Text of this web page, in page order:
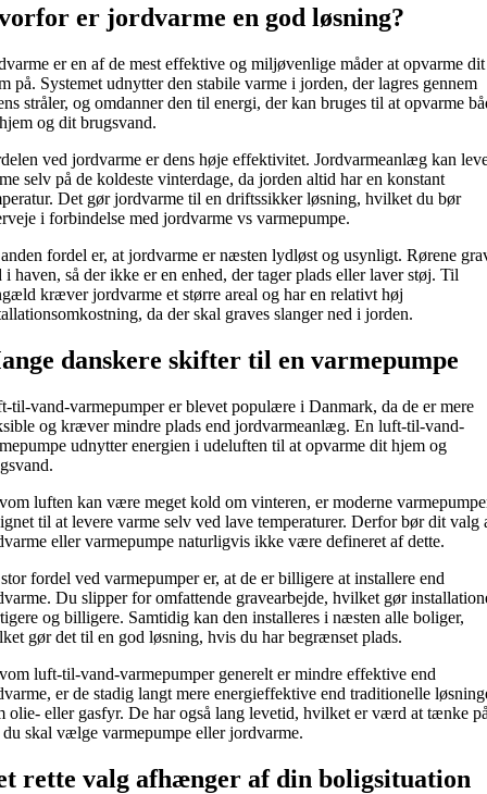
er jordvarme en god løsning?
er en af de mest effektive og miljøvenlige måder at opvarme dit
på. Systemet udnytter den stabile varme i jorden, der lagres gennem
stråler, og omdanner den til energi, der kan bruges til at opvarme
og dit brugsvand.
ved jordvarme er dens høje effektivitet. Jordvarmeanlæg kan
selv på de koldeste vinterdage, da jorden altid har en konstant
Det gør jordvarme til en driftssikker løsning, hvilket du bør
i forbindelse med jordvarme vs varmepumpe.
fordel er, at jordvarme er næsten lydløst og usynligt. Rørene
i haven, så der ikke er en enhed, der tager plads eller laver støj. Til
kræver jordvarme et større areal og har en relativt høj
da der skal graves slanger ned i jorden.
danskere skifter til en varmepumpe
til-vand-varmepumper er blevet populære i Danmark, da de er mere
og kræver mindre plads end jordvarmeanlæg. En luft-til-vand-
udnytter energien i udeluften til at opvarme dit hjem og
luften kan være meget kold om vinteren, er moderne
til at levere varme selv ved lave temperaturer. Derfor bør dit valg
eller varmepumpe naturligvis ikke være defineret af dette.
fordel ved varmepumper er, at de er billigere at installere end
Du slipper for omfattende gravearbejde, hvilket gør
og billigere. Samtidig kan den installeres i næsten alle boliger,
gør det til en god løsning, hvis du har begrænset plads.
luft-til-vand-varmepumper generelt er mindre effektive end
er de stadig langt mere energieffektive end traditionelle
olie- eller gasfyr. De har også lang levetid, hvilket er værd at tænke
du skal vælge varmepumpe eller jordvarme.
rette valg afhænger af din boligsituation